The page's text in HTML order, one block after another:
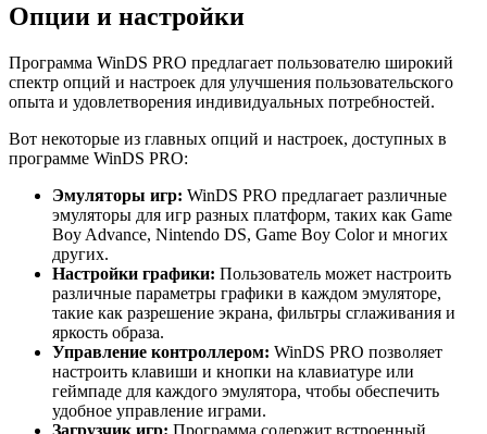
Опции и настройки
Программа WinDS PRO предлагает пользователю широкий
спектр опций и настроек для улучшения пользовательского
опыта и удовлетворения индивидуальных потребностей.
Вот некоторые из главных опций и настроек, доступных в
программе WinDS PRO:
Эмуляторы игр: WinDS PRO предлагает различные
эмуляторы для игр разных платформ, таких как Game
Boy Advance, Nintendo DS, Game Boy Color и многих
других.
Настройки графики: Пользователь может настроить
различные параметры графики в каждом эмуляторе,
такие как разрешение экрана, фильтры сглаживания и
яркость образа.
Управление контроллером: WinDS PRO позволяет
настроить клавиши и кнопки на клавиатуре или
геймпаде для каждого эмулятора, чтобы обеспечить
удобное управление играми.
Загрузчик игр: Программа содержит встроенный